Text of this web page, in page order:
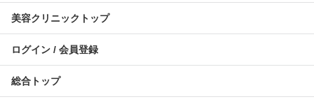
美容クリニックトップ
ログイン / 会員登録
総合トップ